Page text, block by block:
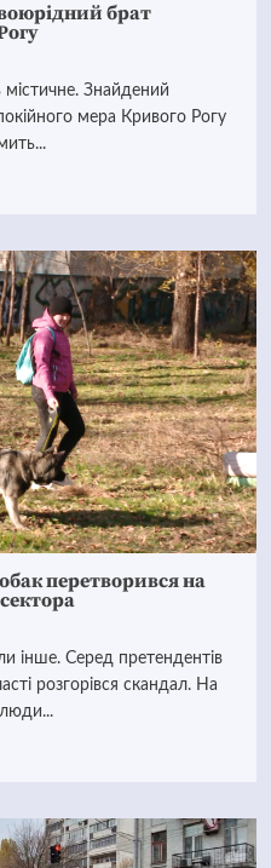
брат
Знайдений
мера Кривого Рогу
перетворився на
інше. Серед претендентів
розгорівся скандал. На